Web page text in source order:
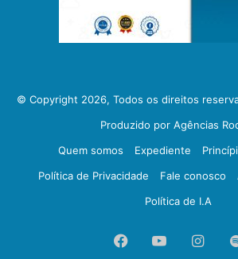
© Copyright 2026, Todos os direitos
Produzido por Agências
Quem somos
Expediente
Política de Privacidade
Fale conosco
Política de I.A
FacebookYouTube